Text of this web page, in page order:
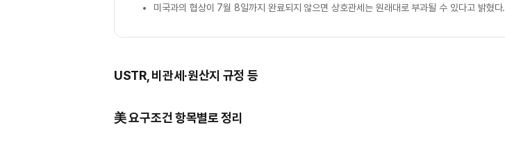
미국과의 협상이 7월 8일까지 완료되지 않으면 상호관세는 원래대로 부과될 수 있다고 밝혔다.
USTR, 비관세·원산지 규정 등
美 요구조건 항목별로 정리